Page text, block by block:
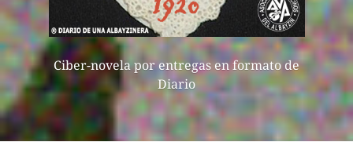
Ciber-novela por entregas en formato de
Diario